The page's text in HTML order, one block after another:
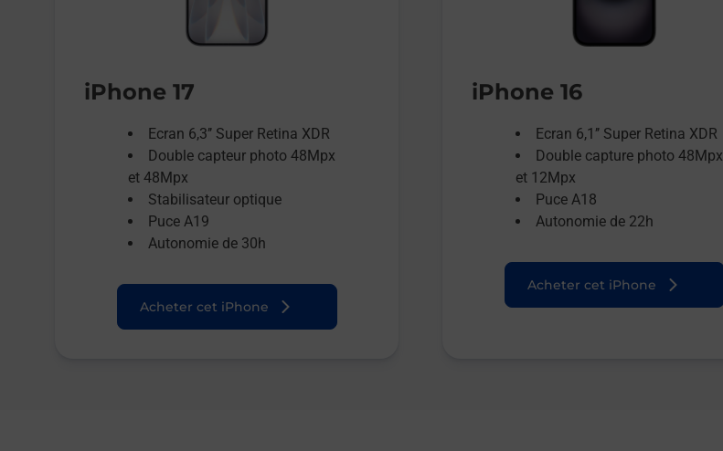
iPhone 17
Ecran 6,3’’ Super Retina XDR
Double capteur photo 48Mpx
et 48Mpx
Stabilisateur optique
Puce A19
Autonomie de 30h
Acheter cet iPhone
iPhone 16
Ecran 6,1’’ Super Retina XDR
Double capture photo 48Mpx
et 12Mpx
Puce A18
Autonomie de 22h
Acheter cet iPhone